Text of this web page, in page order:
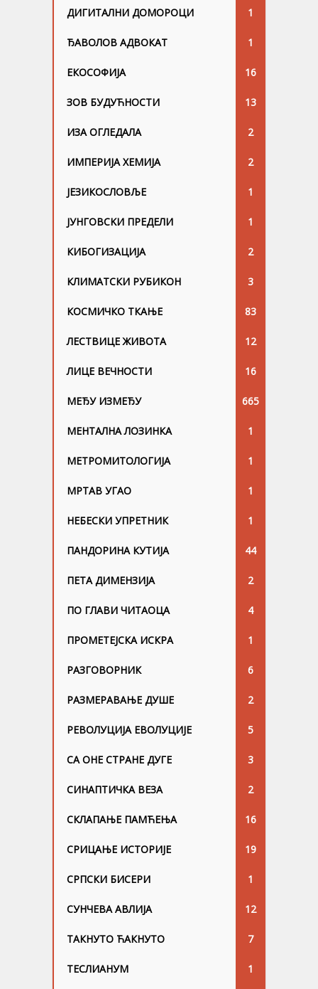
ДИГИТАЛНИ ДОМОРОЦИ 1
ЂАВОЛОВ АДВОКАТ 1
ЕКОСОФИЈА 16
ЗОВ БУДУЋНОСТИ 13
ИЗА ОГЛЕДАЛА 2
ИМПЕРИЈА ХЕМИЈА 2
ЈЕЗИКОСЛОВЉЕ 1
ЈУНГОВСKИ ПРЕДЕЛИ 1
КИБОГИЗАЦИЈА 2
КЛИМАТСКИ РУБИКОН 3
КОСМИЧКО ТКАЊЕ 83
ЛЕСТВИЦЕ ЖИВОТА 12
ЛИЦЕ ВЕЧНОСТИ 16
МЕЂУ ИЗМЕЂУ 665
МЕНТАЛНА ЛОЗИНКА 1
МЕТРОМИТОЛОГИЈА 1
МРТАВ УГАО 1
НЕБЕСКИ УПРЕТНИК 1
ПАНДОРИНА КУТИЈА 44
ПЕТА ДИМЕНЗИЈА 2
ПО ГЛАВИ ЧИТАОЦА 4
ПРОМЕТЕЈСКА ИСКРА 1
РАЗГОВОРНИК 6
РАЗМЕРАВАЊЕ ДУШЕ 2
РЕВОЛУЦИЈА ЕВОЛУЦИЈЕ 5
СА ОНЕ СТРАНЕ ДУГЕ 3
СИНАПТИЧКА ВЕЗА 2
СКЛАПАЊЕ ПАМЋЕЊА 16
СРИЦАЊЕ ИСТОРИЈЕ 19
СРПСКИ БИСЕРИ 1
СУНЧЕВА АВЛИЈА 12
ТАКНУТО ЋАКНУТО 7
ТЕСЛИАНУМ 1